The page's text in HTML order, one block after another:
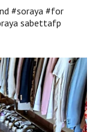
#soraya #for
sabettafp